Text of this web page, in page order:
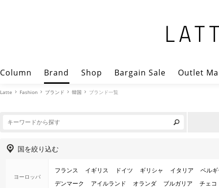
Column Brand Shop Bargain Sale Outlet
Latte Fashion ブランド 韓国 ブランド一覧
国を絞り込む
ヨーロッパ
フランス イギリス ドイツ ギリシャ イタリア
ベル
デンマーク
アイルランド オランダ ブルガリア チェコ